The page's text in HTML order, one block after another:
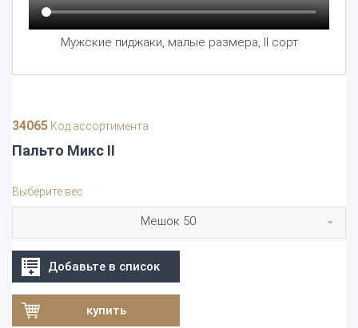
Мужские пиджаки, малые размера, II сорт
34065 Код ассортимента
Пальто Микс II
Выберите вес
Мешок 50
Добавьте в список
купить